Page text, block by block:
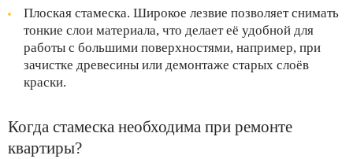
Плоская стамеска. Широкое лезвие позволяет снимать
тонкие слои материала, что делает её удобной для
работы с большими поверхностями, например, при
зачистке древесины или демонтаже старых слоёв
краски.
Когда стамеска необходима при ремонте
квартиры?